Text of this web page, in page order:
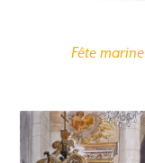
Fête marine